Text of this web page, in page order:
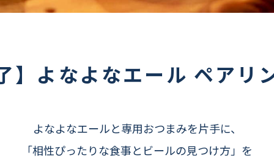
】よなよなエール ペアリ
よなよなエールと専用おつまみを片手に、
「相性ぴったりな食事とビールの見つけ方」を